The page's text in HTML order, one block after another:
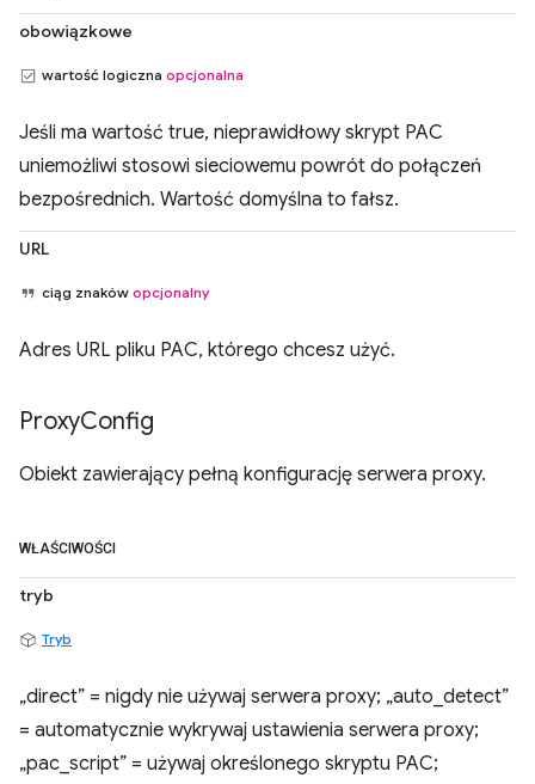
obowiązkowe
wartość logiczna opcjonalna
Jeśli ma wartość true, nieprawidłowy skrypt PAC
uniemożliwi stosowi sieciowemu powrót do połączeń
bezpośrednich. Wartość domyślna to fałsz.
URL
ciąg znaków opcjonalny
Adres URL pliku PAC, którego chcesz użyć.
ProxyConfig
Obiekt zawierający pełną konfigurację serwera proxy.
WŁAŚCIWOŚCI
tryb
Tryb
„direct” = nigdy nie używaj serwera proxy; „auto_detect”
= automatycznie wykrywaj ustawienia serwera proxy;
„pac_script” = używaj określonego skryptu PAC;